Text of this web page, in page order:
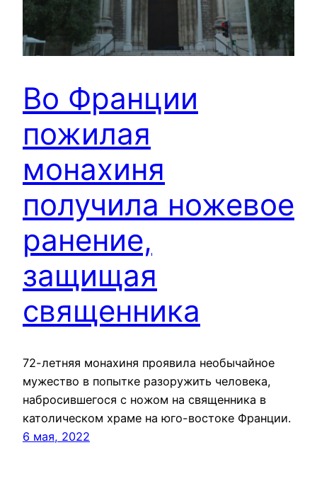
Во Франции
пожилая
монахиня
получила ножевое
ранение,
защищая
священника
72-летняя монахиня проявила необычайное
мужество в попытке разоружить человека,
набросившегося с ножом на священника в
католическом храме на юго-востоке Франции.
6 мая, 2022